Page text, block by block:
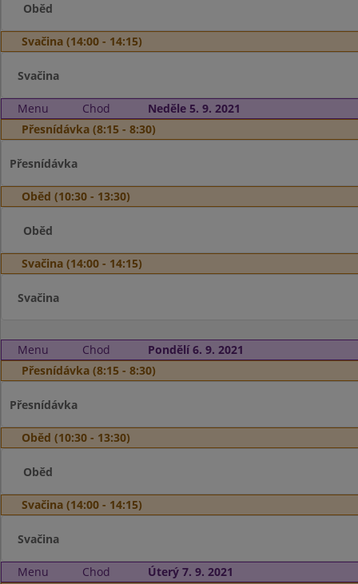
Oběd
Svačina (14:00 - 14:15)
Svačina
Menu Chod
Neděle 5. 9. 2021
Přesnídávka (8:15 - 8:30)
Přesnídávka
Oběd (10:30 - 13:30)
Oběd
Svačina (14:00 - 14:15)
Svačina
Menu Chod
Pondělí 6. 9. 2021
Přesnídávka (8:15 - 8:30)
Přesnídávka
Oběd (10:30 - 13:30)
Oběd
Svačina (14:00 - 14:15)
Svačina
Menu Chod
Úterý 7. 9. 2021